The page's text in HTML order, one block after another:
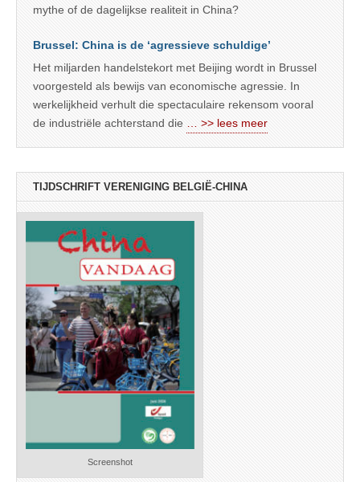
mythe of de dagelijkse realiteit in China?
Brussel: China is de ‘agressieve schuldige’
Het miljarden handelstekort met Beijing wordt in Brussel
voorgesteld als bewijs van economische agressie. In
werkelijkheid verhult die spectaculaire rekensom vooral
de industriële achterstand die
… >> lees meer
TIJDSCHRIFT VERENIGING BELGIË-CHINA
Screenshot